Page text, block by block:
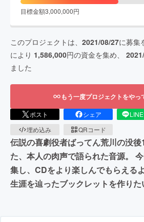
目標金額3,000,000円
このプロジェクトは、 2021/08/27に募集
により 1,586,000円の資金を集め、
ました
もう一度プロジェクトをやっ
ポスト シェア
埋め込み
QRコード
伝説の喜劇役者ばってん荒川の没
た、本人の肉声で語られた音源。
集し、CDをより楽しんでもらえる
生涯を辿ったブックレットを作りた